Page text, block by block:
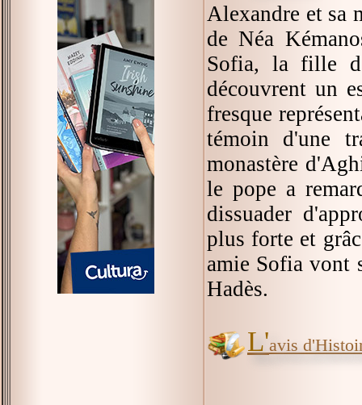
Alexandre et sa
de Néa
Sofia, la fille
découvrent un
fresque
témoin d'une
monastère
le pope a
dissuader
plus forte et
amie Sofia vont
Hadès.
L'avis